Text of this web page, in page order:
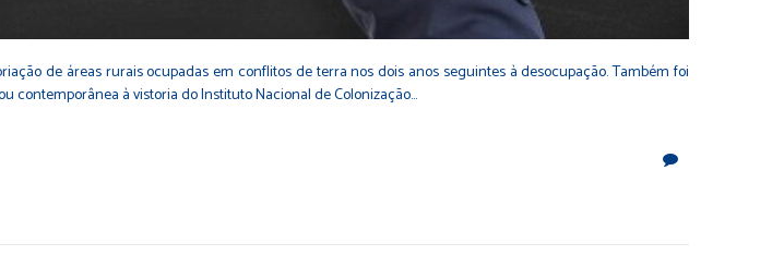
de áreas rurais ocupadas em conflitos de terra nos dois anos seguintes à desocupação. Também foi
contemporânea à vistoria do Instituto Nacional de Colonização…